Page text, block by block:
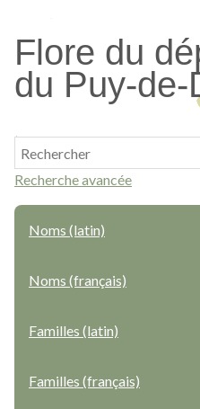
contenu
principal
Flore du
du Puy-de-
Recherche avancée
Noms (latin)
Noms (français)
Familles (latin)
Familles (français)